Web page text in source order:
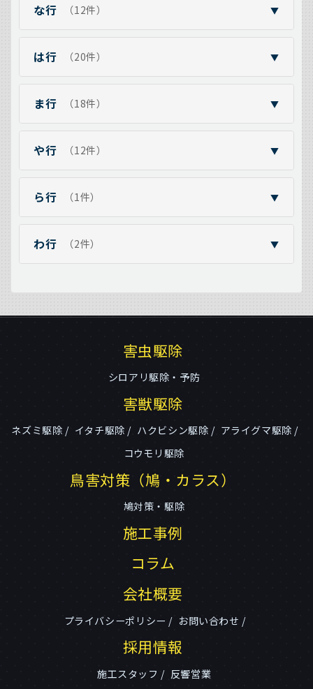
な行 （12件） ▼
は行 （20件） ▼
ま行 （18件） ▼
や行 （12件） ▼
ら行 （1件） ▼
わ行 （2件） ▼
害虫駆除
シロアリ駆除・予防
害獣駆除
ネズミ駆除 イタチ駆除 ハクビシン駆除
アライグマ駆除
コウモリ駆除
鳥害対策（鳩・カラス）
鳩対策・駆除
施工事例
コラム
会社概要
プライバシーポリシー お問い合わせ
採用情報
施工スタッフ 反響営業